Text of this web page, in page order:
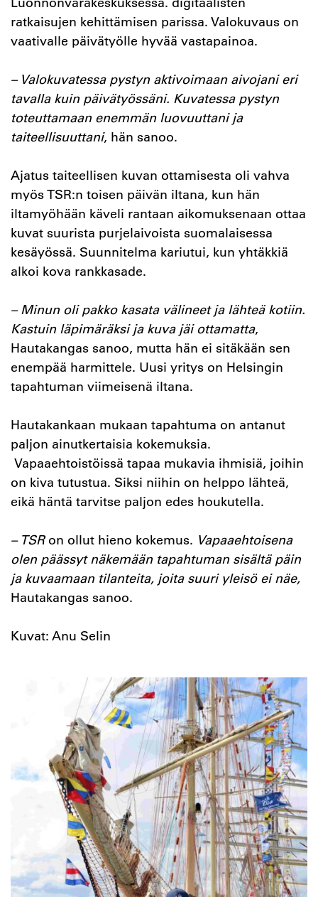
ratkaisujen kehittämisen parissa. Valokuvaus on
vaativalle päivätyölle hyvää vastapainoa.
– Valokuvatessa pystyn aktivoimaan aivojani eri
tavalla kuin päivätyössäni. Kuvatessa pystyn
toteuttamaan enemmän luovuuttani ja
taiteellisuuttani, hän sanoo.
Ajatus taiteellisen kuvan ottamisesta oli vahva
myös TSR:n toisen päivän iltana, kun hän
iltamyöhään käveli rantaan aikomuksenaan ottaa
kuvat suurista purjelaivoista suomalaisessa
kesäyössä. Suunnitelma kariutui, kun yhtäkkiä
alkoi kova rankkasade.
– Minun oli pakko kasata välineet ja lähteä kotiin.
Kastuin läpimäräksi ja kuva jäi ottamatta,
Hautakangas sanoo, mutta hän ei sitäkään sen
enempää harmittele. Uusi yritys on Helsingin
tapahtuman viimeisenä iltana.
Hautakankaan mukaan tapahtuma on antanut
paljon ainutkertaisia kokemuksia.
Vapaaehtoistöissä tapaa mukavia ihmisiä, joihin
on kiva tutustua. Siksi niihin on helppo lähteä,
eikä häntä tarvitse paljon edes houkutella.
– TSRon ollut hieno kokemus. Vapaaehtoisena
olen päässyt näkemään tapahtuman sisältä päin
ja kuvaamaan tilanteita, joita suuri yleisö ei näe,
Hautakangas sanoo.
Kuvat: Anu Selin